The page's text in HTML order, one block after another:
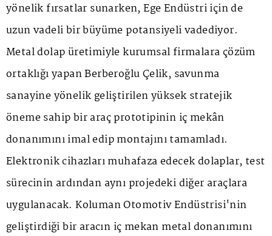
yönelik fırsatlar sunarken, Ege Endüstri için de
uzun vadeli bir büyüme potansiyeli vadediyor.
Metal dolap üretimiyle kurumsal firmalara çözüm
ortaklığı yapan Berberoğlu Çelik, savunma
sanayine yönelik geliştirilen yüksek stratejik
öneme sahip bir araç prototipinin iç mekân
donanımını imal edip montajını tamamladı.
Elektronik cihazları muhafaza edecek dolaplar, test
sürecinin ardından aynı projedeki diğer araçlara
uygulanacak. Koluman Otomotiv Endüstrisi'nin
geliştirdiği bir aracın iç mekan metal donanımını